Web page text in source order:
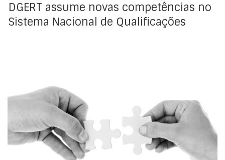
DGERT assume novas competências no
Sistema Nacional de Qualificações
Assinalou-se, no passado dia 4 de julho, o Dia
Internacional das Cooperativas, este ano subordinado
ao tema “Cooperativas pela Paz no Mundo”,
destacando o contributo destas organizações para a
construção de sociedades mais inclusivas, resilientes e
sustentáveis. A Organização Internacional do Trabalho